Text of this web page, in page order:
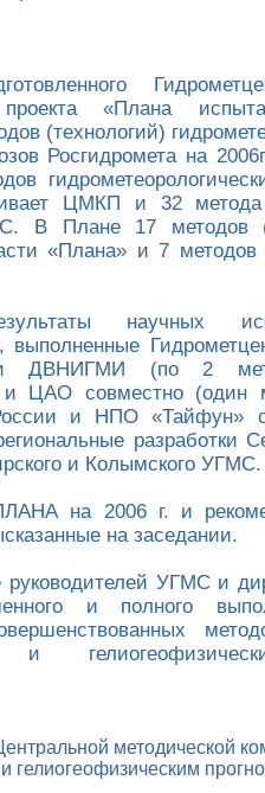
«Плана
(технологий)
Росгидромета на
ЦМКП и 32 метода
В Плане 17 методов
«Плана» и 7 методов
научных
выполненные
ДВНИГМИ (по 2
и ЦАО совместно (один
и НПО «Тайфун»
разработки
и Колымского УГМС.
на 2006 г. и
на заседании.
УГМС и
и полного
и
методической
гелиогеофизическим